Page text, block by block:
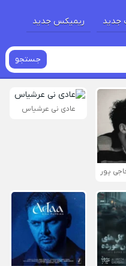
جدید ریمیکس جدید
جستجو
پور
عادی نی عرشیاس